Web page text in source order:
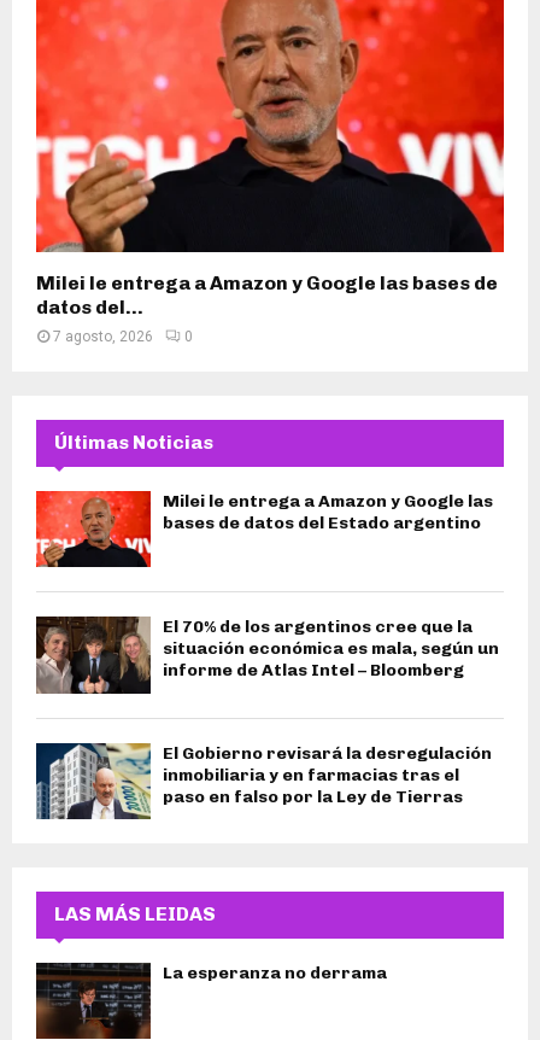
Milei le entrega a Amazon y Google las bases de
datos del...
7 agosto, 2026 0
Últimas Noticias
Milei le entrega a Amazon y Google las
bases de datos del Estado argentino
El 70% de los argentinos cree que la
situación económica es mala, según un
informe de Atlas Intel – Bloomberg
El Gobierno revisará la desregulación
inmobiliaria y en farmacias tras el
paso en falso por la Ley de Tierras
LAS MÁS LEIDAS
La esperanza no derrama